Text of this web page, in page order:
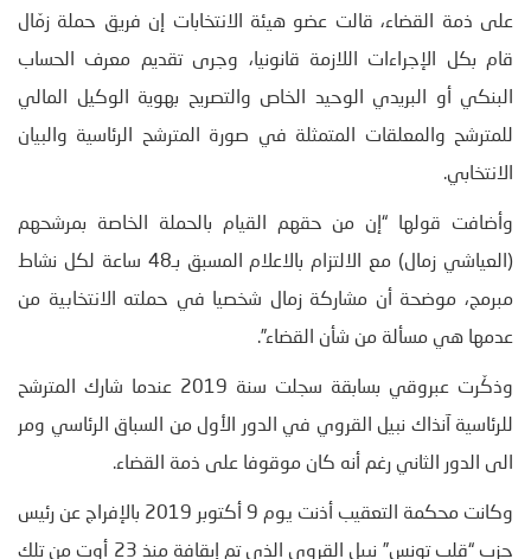
على ذمة القضاء، قالت عضو هيئة الانتخابات إن فريق حملة زمّال
قام بكل الإجراءات اللازمة قانونيا، وجرى تقديم معرف الحساب
البنكي أو البريدي الوحيد الخاص والتصريح بهوية الوكيل المالي
للمترشح والمعلقات المتمثلة في صورة المترشح الرئاسية والبيان
الانتخابي.
وأضافت قولها “إن من حقهم القيام بالحملة الخاصة بمرشحهم
(العياشي زمال) مع الالتزام بالاعلام المسبق بـ48 ساعة لكل نشاط
مبرمج، موضحة أن مشاركة زمال شخصيا في حملته الانتخابية من
عدمها هي مسألة من شأن القضاء”.
وذكّرت عبروقي بسابقة سجلت سنة 2019 عندما شارك المترشح
للرئاسية آنذاك نبيل القروي في الدور الأول من السباق الرئاسي ومر
الى الدور الثاني رغم أنه كان موقوفا على ذمة القضاء.
وكانت محكمة التعقيب أذنت يوم 9 أكتوبر 2019 بالإفراج عن رئيس
حزب “قلب تونس” نبيل القروي الذي تم إيقافة منذ 23 أوت من تلك